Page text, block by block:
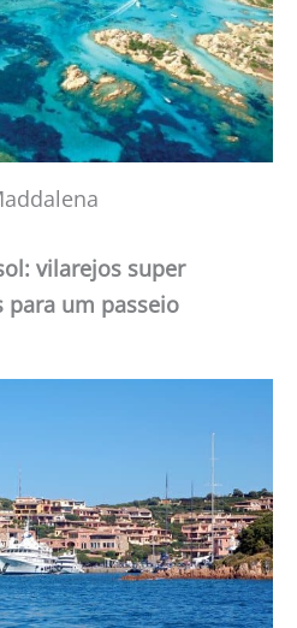
vilarejos super
para um passeio